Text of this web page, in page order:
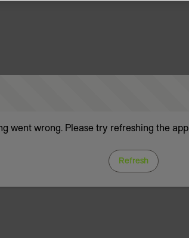
went wrong. Please try refreshing the app
Refresh